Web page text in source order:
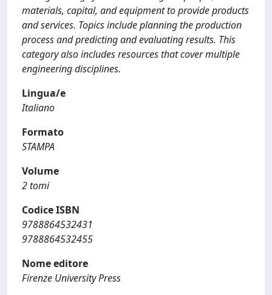
materials, capital, and equipment to provide products
and services. Topics include planning the production
process and predicting and evaluating results. This
category also includes resources that cover multiple
engineering disciplines.
Lingua/e
Italiano
Formato
STAMPA
Volume
2 tomi
Codice ISBN
9788864532431
9788864532455
Nome editore
Firenze University Press